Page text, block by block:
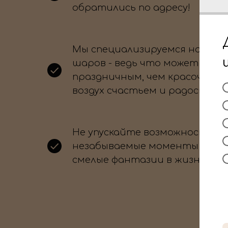
обратились по адресу!
Мы специализируемся на
шаров - ведь что может быть
праздничным, чем красочные
воздух счастьем и радостью?
Не упускайте возможность
незабываемые моменты и
смелые фантазии в жизнь.